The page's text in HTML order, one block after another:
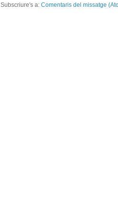
Subscriure's a: Comentaris del missatge